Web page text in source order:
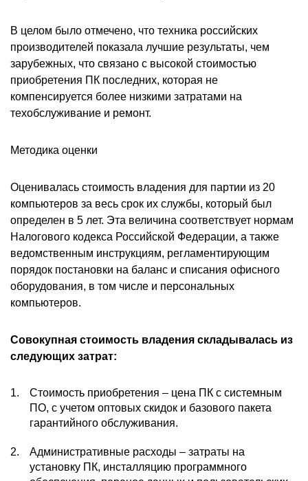
В целом было отмечено, что техника российских
производителей показала лучшие результаты, чем
зарубежных, что связано с высокой стоимостью
приобретения ПК последних, которая не
компенсируется более низкими затратами на
техобслуживание и ремонт.
Методика оценки
Оценивалась стоимость владения для партии из 20
компьютеров за весь срок их службы, который был
определен в 5 лет. Эта величина соответствует нормам
Налогового кодекса Российской Федерации, а также
ведомственным инструкциям, регламентирующим
порядок постановки на баланс и списания офисного
оборудования, в том числе и персональных
компьютеров.
Совокупная стоимость владения складывалась из
следующих затрат:
Стоимость приобретения – цена ПК с системным
ПО, с учетом оптовых скидок и базового пакета
гарантийного обслуживания.
Административные расходы – затраты на
установку ПК, инсталляцию программного